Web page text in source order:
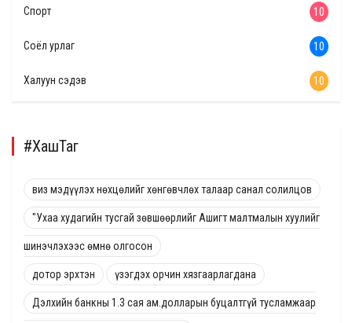
Спорт 10
Соёл урлаг 10
Халуун сэдэв 10
#ХашТаг
виз мэдүүлэх нөхцөлийг хөнгөвчлөх талаар санал солилцов
"Ухаа худагийн тусгай зөвшөөрлийг Ашигт малтмалын хуулийг
шинэчлэхээс өмнө олгосон
дотор эрхтэн үзэгдэх орчин хязгаарлагдана
Дэлхийн банкны 1.3 сая ам.долларын буцалтгүй тусламжаар